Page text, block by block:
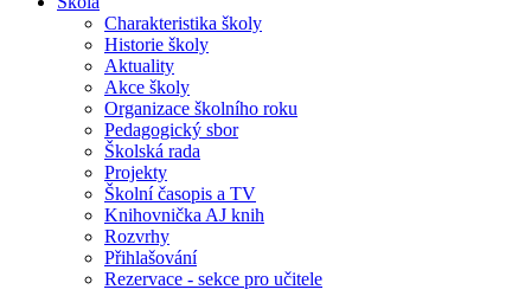
Charakteristika školy
Historie školy
Aktuality
Akce školy
Organizace školního roku
Pedagogický sbor
Školská rada
Projekty
Školní časopis a TV
Knihovnička AJ knih
Rozvrhy
Přihlašování
Rezervace - sekce pro učitele